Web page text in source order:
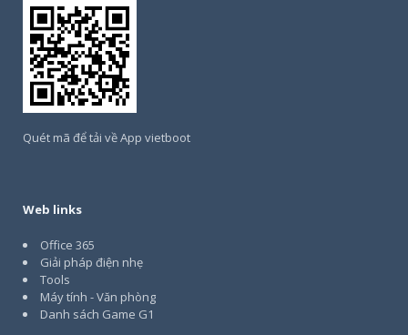
Quét mã để tải về App vietboot
Web links
Office 365
Giải pháp điện nhẹ
Tools
Máy tính - Văn phòng
Danh sách Game G1